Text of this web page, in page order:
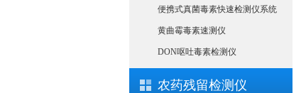
便携式真菌毒素快速检测仪系统
黄曲霉毒素速测仪
DON呕吐毒素检测仪
农药残留检测仪